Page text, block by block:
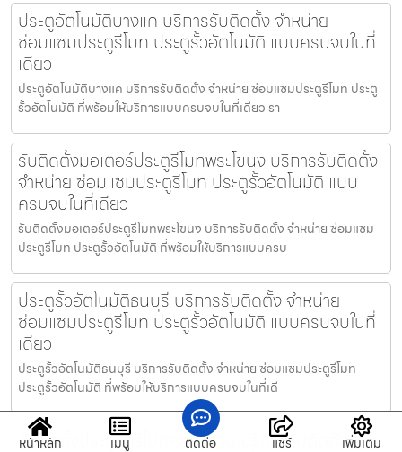
ประตูอัตโนมัติบางแค บริการรับติดตั้ง จำหน่าย
ซ่อมแซมประตูรีโมท ประตูรั้วอัตโนมัติ แบบครบจบในที่
เดียว
ประตูอัตโนมัติบางแค บริการรับติดตั้ง จำหน่าย ซ่อมแซมประตูรีโมท ประตู
รั้วอัตโนมัติ ที่พร้อมให้บริการแบบครบจบในที่เดียว รา
รับติดตั้งมอเตอร์ประตูรีโมทพระโขนง บริการรับติดตั้ง
จำหน่าย ซ่อมแซมประตูรีโมท ประตูรั้วอัตโนมัติ แบบ
ครบจบในที่เดียว
รับติดตั้งมอเตอร์ประตูรีโมทพระโขนง บริการรับติดตั้ง จำหน่าย ซ่อมแซม
ประตูรีโมท ประตูรั้วอัตโนมัติ ที่พร้อมให้บริการแบบครบ
ประตูรั้วอัตโนมัติธนบุรี บริการรับติดตั้ง จำหน่าย
ซ่อมแซมประตูรีโมท ประตูรั้วอัตโนมัติ แบบครบจบในที่
เดียว
ประตูรั้วอัตโนมัติธนบุรี บริการรับติดตั้ง จำหน่าย ซ่อมแซมประตูรีโมท
ประตูรั้วอัตโนมัติ ที่พร้อมให้บริการแบบครบจบในที่เดี
รับติดตั้งประตูรั้วรีโมทคลองสาน บริการรับติดตั้ง
หน้าหลัก เมนู ติดต่อ แชร์ เพิ่มเติม